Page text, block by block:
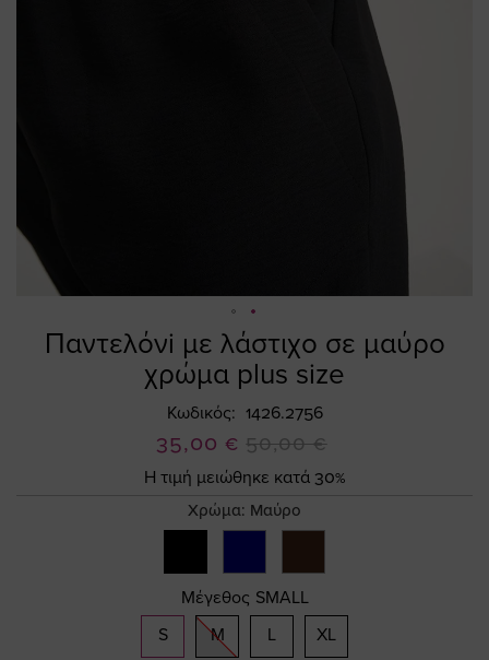
Παντελόνi με λάστιχο σε μαύρο
χρώμα plus size
Κωδικός 1426.2756
Ειδική
Τιμή
35,00 € 50,00 €
Η τιμή μειώθηκε κατά 30%
Χρώμα: Μαύρο
Μέγεθος SMALL
S
M L XL
Skip